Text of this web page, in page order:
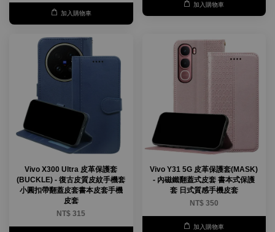
加入購物車
加入購物車
Vivo X300 Ultra 皮革保護套
(BUCKLE) - 復古皮質皮紋手機套
小圓扣帶翻蓋皮套書本皮套手機
皮套
NT$ 315
Vivo Y31 5G 皮革保護套(MASK)
- 內磁鐵翻蓋式皮套 書本式保護
套 日式質感手機皮套
NT$ 350
加入購物車